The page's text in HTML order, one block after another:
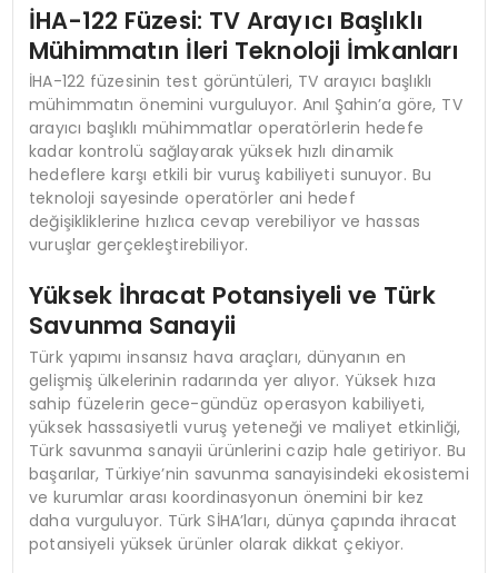
İHA-122 Füzesi: TV Arayıcı Başlıklı
Mühimmatın İleri Teknoloji İmkanları
İHA-122 füzesinin test görüntüleri, TV arayıcı başlıklı
mühimmatın önemini vurguluyor. Anıl Şahin’a göre, TV
arayıcı başlıklı mühimmatlar operatörlerin hedefe
kadar kontrolü sağlayarak yüksek hızlı dinamik
hedeflere karşı etkili bir vuruş kabiliyeti sunuyor. Bu
teknoloji sayesinde operatörler ani hedef
değişikliklerine hızlıca cevap verebiliyor ve hassas
vuruşlar gerçekleştirebiliyor.
Yüksek İhracat Potansiyeli ve Türk
Savunma Sanayii
Türk yapımı insansız hava araçları, dünyanın en
gelişmiş ülkelerinin radarında yer alıyor. Yüksek hıza
sahip füzelerin gece-gündüz operasyon kabiliyeti,
yüksek hassasiyetli vuruş yeteneği ve maliyet etkinliği,
Türk savunma sanayii ürünlerini cazip hale getiriyor. Bu
başarılar, Türkiye’nin savunma sanayisindeki ekosistemi
ve kurumlar arası koordinasyonun önemini bir kez
daha vurguluyor. Türk SİHA’ları, dünya çapında ihracat
potansiyeli yüksek ürünler olarak dikkat çekiyor.